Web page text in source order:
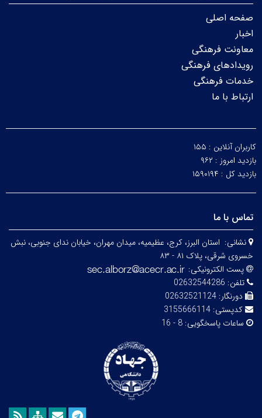
صفحه اصلی
اخبار
معاونت فرهنگی
رویدادهای فرهنگی
خدمات فرهنگی
ارتباط با ما
کاربران آنلاین : ۱۵۵
بازدید امروز : ۹۶۲
بازدید کل : ۱۵۹۰۱۹۴
تماس با ما
نشانی: استان البرز، کرج، عظیمیه، میدان مهران، خیابان ندای جنوبی، نبش
خسروی شرقی، پلاک ۸۱ - ۸۳
پست الکترونیکی:
تلفن: 02632544286
دورنگار: 02632521124
کدپستی: 3155666114
ساعات پاسخگویی: 8 - 16